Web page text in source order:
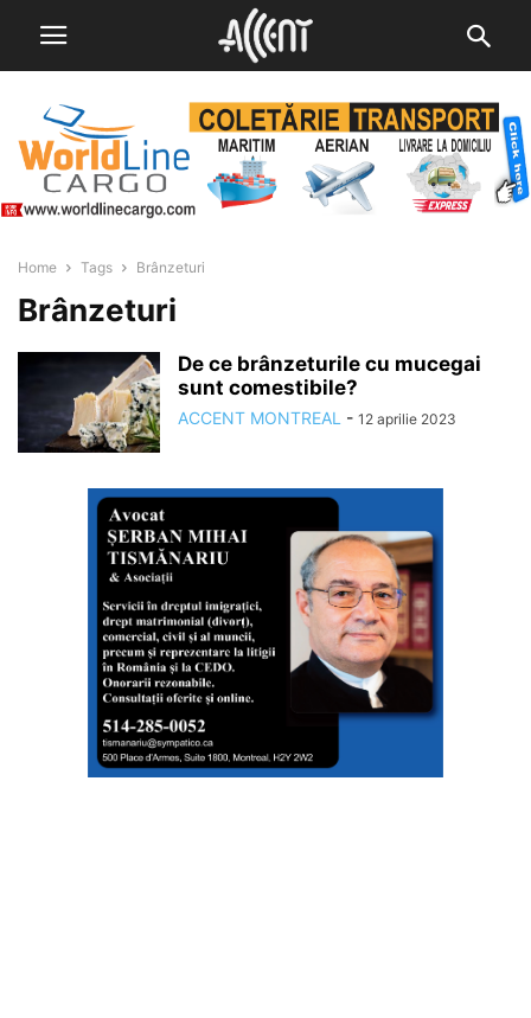
Home Tags Brânzeturi
Brânzeturi
De ce brânzeturile cu mucegai
sunt comestibile?
ACCENT MONTREAL - 12 aprilie 2023